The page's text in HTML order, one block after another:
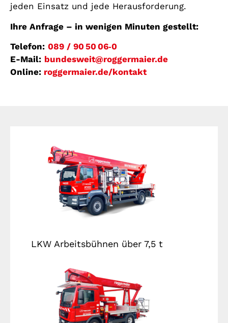
jeden Einsatz und jede Herausforderung.
Ihre Anfrage – in wenigen Minuten gestellt:
Telefon: 089 / 90 50 06‑0
E-Mail: bundesweit@roggermaier.de
Online: roggermaier.de/kontakt
LKW Arbeitsbühnen über 7,5 t